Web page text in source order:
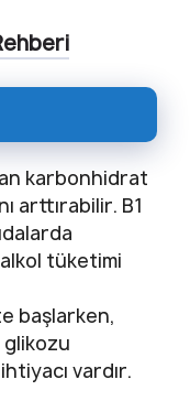
karbonhidrat
arttırabilir. B1
tüketimi
başlarken,
vardır.